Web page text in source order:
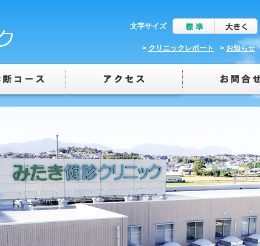
文字サイズ
> クリニックレポート > お知らせ